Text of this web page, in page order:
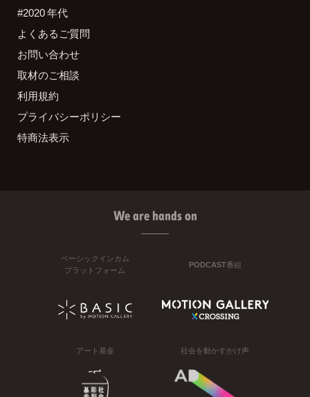
#2020 年代
よくあるご質問
お問い合わせ
取材のご相談
利用規約
プライバシーポリシー
特商法表示
We are hands on
ベーシックインカム
プラットフォーム
PODCAST番組
アート基金 社会を動かすかけ声